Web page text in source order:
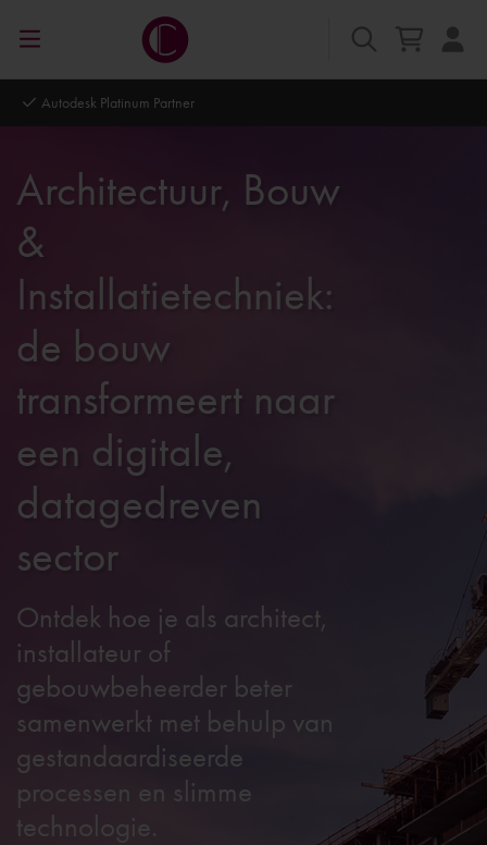
Autodesk Platinum Partner
Architectuur, Bouw
&
Installatietechniek:
de bouw
transformeert naar
een digitale,
datagedreven
sector
Ontdek hoe je als architect,
installateur of
gebouwbeheerder beter
samenwerkt met behulp van
gestandaardiseerde
processen en slimme
technologie.